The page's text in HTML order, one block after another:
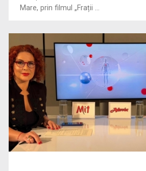
Virtuozitate și sonorităţi populare
ediţie „best ...
Mare, prin filmul „Frații ...